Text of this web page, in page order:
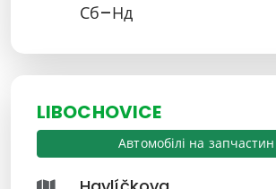
Сб–Нд
LIBOCHOVICE
Автомобілі на